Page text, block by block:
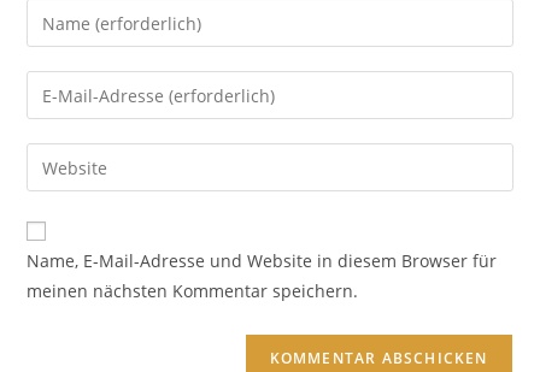
Gib
deinen
Namen
oder
zum
Kommentieren
ein
Gib
deine
E-
Mail-
zum
Kommentieren
ein
Gib
deine
Website-
URL
Name, E-Mail-Adresse und Website in diesem Browser für
meinen nächsten Kommentar speichern.